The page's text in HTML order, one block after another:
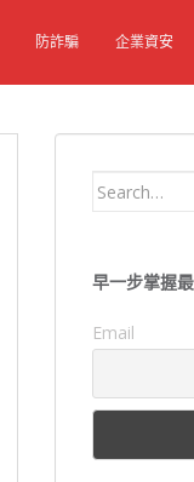
防詐騙 企業資安
Search
早一步掌握
Email